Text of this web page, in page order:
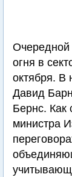
Очередной
огня в
октября. В
Давид
Бернс. Как
министра